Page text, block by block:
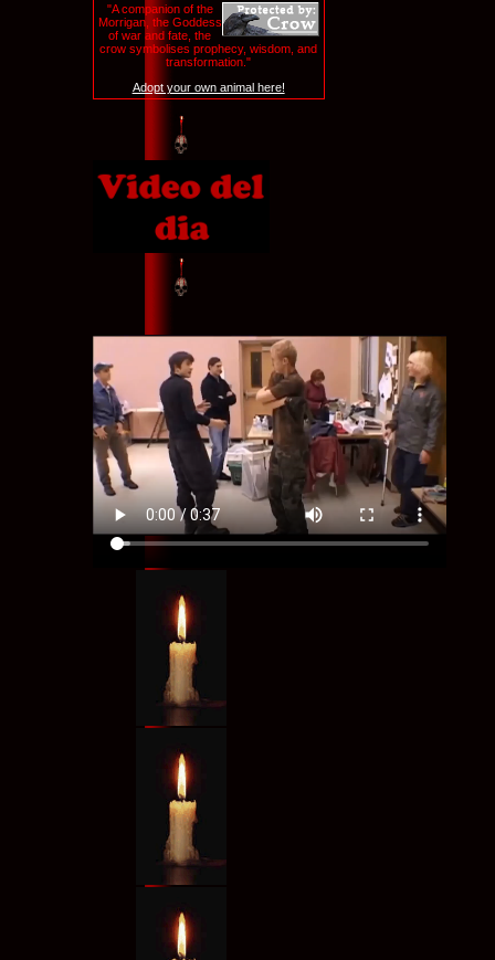
"A companionof the
Morrigan, the Goddess
of war and fate, the
crow symbolises prophecy, wisdom, and
transformation."
Adopt your own animal here!